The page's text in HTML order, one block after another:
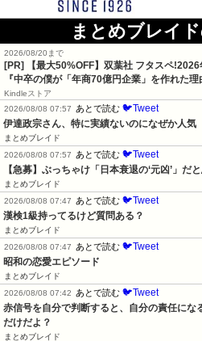
まとめブレイ
2026/08/20まで
[PR]
【最大50%OFF】双葉社 フタスペ
『中卒の僕が「年商70億円企業」を作れた理
Kindleストア
2026/08/08 07:57
あとで読む 🐦Tweet
伊達政宗さん、特に実績ないのになぜか人気
まとめブレイド
2026/08/08 07:57
あとで読む 🐦Tweet
【急募】ぶっちゃけ「日本衰退の‘元凶’」だ
まとめブレイド
2026/08/08 07:47
あとで読む 🐦Tweet
漢検1級持ってるけど質問ある？
まとめブレイド
2026/08/08 07:47
あとで読む 🐦Tweet
昭和の恋愛エピソード
まとめブレイド
2026/08/08 07:42
あとで読む 🐦Tweet
赤信号を自分で判断すると、自分の責任にな
だけだよ？
まとめブレイド